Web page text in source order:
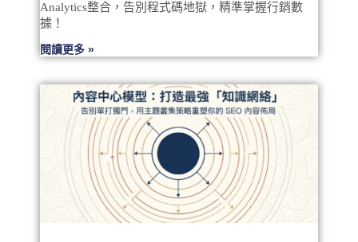
Analytics整合，告別程式碼地獄，精準掌握行銷數
據！
閱讀更多 »